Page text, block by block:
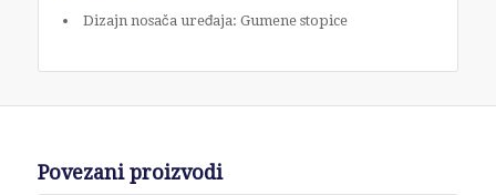
Dizajn nosača uređaja: Gumene stopice
Povezani proizvodi